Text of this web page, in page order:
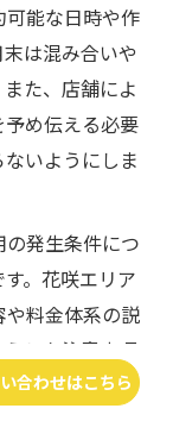
能な日時や作
は混み合いや
た、店舗によ
め伝える必要
いようにしま
発生条件につ
。花咲エリア
料金体系の説
した注意事項
少ない車検予約
合わせはこちら